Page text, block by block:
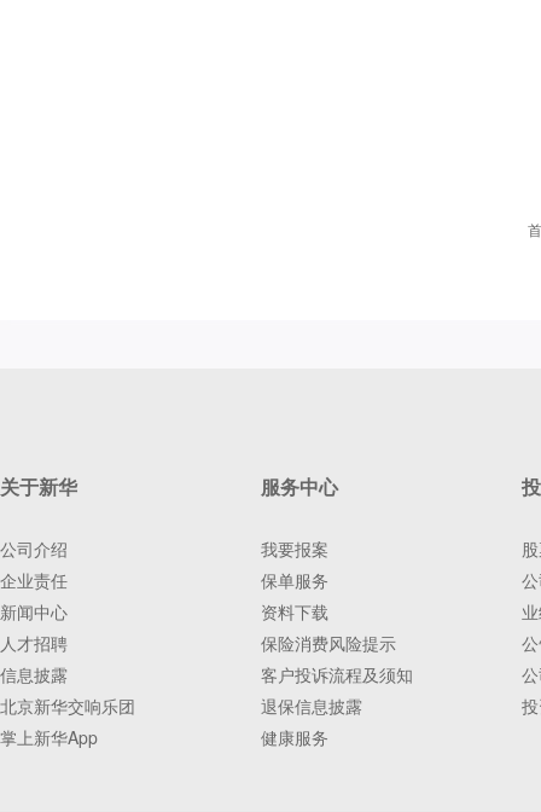
关于新华
公司介绍
企业责任
新闻中心
人才招聘
信息披露
北京新华交响乐团
掌上新华App
服务中心
我要报案
保单服务
资料下载
保险消费风险提示
客户投诉流程及须知
退保信息披露
健康服务